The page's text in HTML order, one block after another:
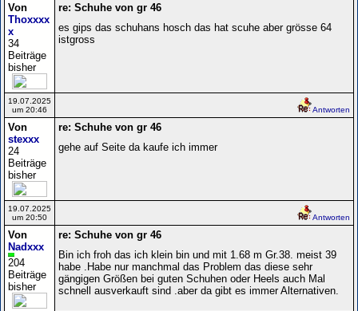
Von
Thoxxxx
x
34
Beiträge
bisher
re: Schuhe von gr 46
es gips das schuhans hosch das hat scuhe aber grösse 64
istgross
19.07.2025
um 20:46
Antworten
Von
stexxx
24
Beiträge
bisher
re: Schuhe von gr 46
gehe auf Seite da kaufe ich immer
19.07.2025
um 20:50
Antworten
Von
Nadxxx
204
Beiträge
bisher
re: Schuhe von gr 46
Bin ich froh das ich klein bin und mit 1.68 m Gr.38. meist 39
habe .Habe nur manchmal das Problem das diese sehr
gängigen Größen bei guten Schuhen oder Heels auch Mal
schnell ausverkauft sind .aber da gibt es immer Alternativen.